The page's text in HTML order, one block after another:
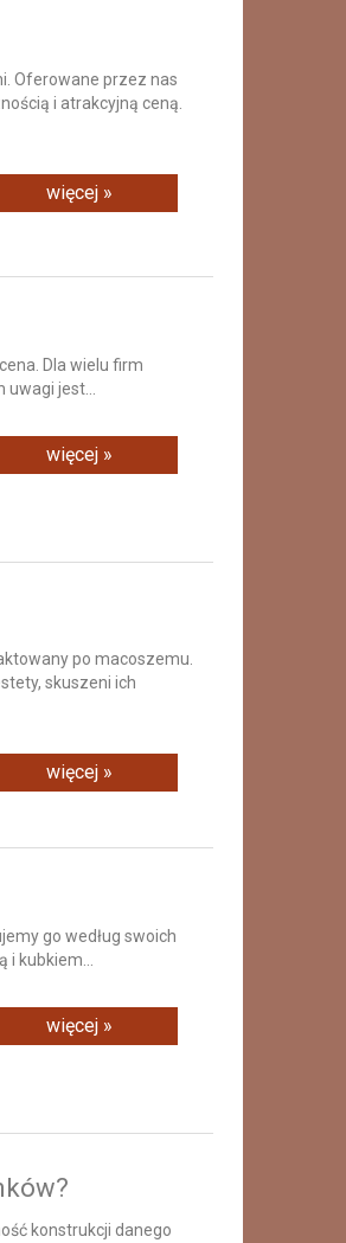
Oferowane przez nas
i atrakcyjną ceną.
więcej »
Dla wielu firm
jest...
więcej »
po macoszemu.
skuszeni ich
więcej »
go według swoich
kubkiem...
więcej »
konstrukcji danego